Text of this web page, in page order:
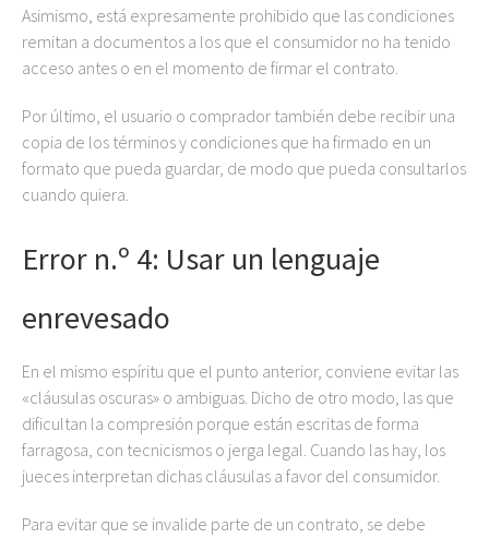
Asimismo, está expresamente prohibido que las condiciones
remitan a documentos a los que el consumidor no ha tenido
acceso antes o en el momento de firmar el contrato.
Por último, el usuario o comprador también debe recibir una
copia de los términos y condiciones que ha firmado en un
formato que pueda guardar, de modo que pueda consultarlos
cuando quiera.
Error n.º 4: Usar un lenguaje
enrevesado
En el mismo espíritu que el punto anterior, conviene evitar las
«cláusulas oscuras» o ambiguas. Dicho de otro modo, las que
dificultan la compresión porque están escritas de forma
farragosa, con tecnicismos o jerga legal. Cuando las hay, los
jueces interpretan dichas cláusulas a favor del consumidor.
Para evitar que se invalide parte de un contrato, se debe